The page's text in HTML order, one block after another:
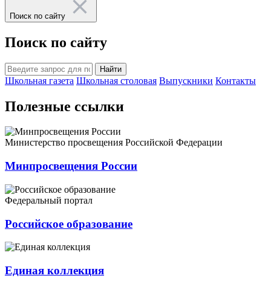
Поиск по сайту
Поиск по сайту
Найти
Школьная газета Школьная столовая Выпускники Контакты
Полезные ссылки
Министерство просвещения Российской Федерации
Минпросвещения России
Федеральный портал
Российское образование
Единая коллекция